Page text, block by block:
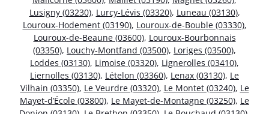
Lusigny (03230), Lurcy-Lévis (03320), Luneau (03130),
Louroux-Hodement (03190), Louroux-de-Bouble (03330),
Louroux-de-Beaune (03600), Louroux-Bourbonnais
(03350), Louchy-Montfand (03500), Loriges (03500),
Loddes (03130), Limoise (03320), Lignerolles (03410),
Liernolles (03130), Lételon (03360), Lenax (03130), Le
Vilhain (03350), Le Veurdre (03320), Le Montet (03240), Le
Mayet-d’École (03800), Le Mayet-de-Montagne (03250), Le